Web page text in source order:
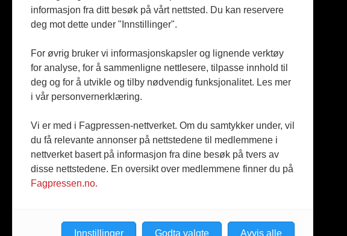
Produkter
Jobbmarked
informasjon fra ditt besøk på vårt nettsted. Du kan reservere
deg mot dette under "Innstillinger".
For øvrig bruker vi informasjonskapsler og lignende verktøy
for analyse, for å sammenligne nettlesere, tilpasse innhold til
deg og for å utvikle og tilby nødvendig funksjonalitet. Les mer
i vår personvernerklæring.
Vi er med i Fagpressen-nettverket. Om du samtykker under, vil
du få relevante annonser på nettstedene til medlemmene i
nettverket basert på informasjon fra dine besøk på tvers av
disse nettstedene. En oversikt over medlemmene finner du på
Fagpressen.no.
Avvis alle
Godta valgte
Innstillinger